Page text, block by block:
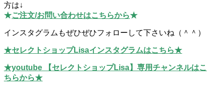
方は↓
★ご注文/お問い合わせはこちらから★
インスタグラムもぜひぜひフォローして下さいね（＾＾）
★セレクトショップLisaインスタグラムはこちら★
★youtube 【セレクトショップLisa】専用チャンネルはこ
ちらから★